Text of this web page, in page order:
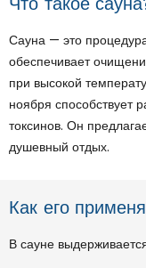
Сауна — это
обеспечивает
при высокой
ноября
токсинов. Он
душевный отдых.
Как его
В сауне